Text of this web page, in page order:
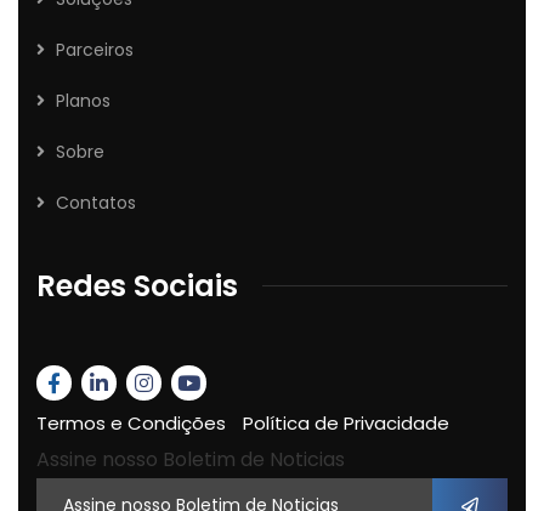
Parceiros
Planos
Sobre
Contatos
Redes Sociais
Termos e Condições Política de Privacidade
Assine nosso Boletim de Noticias